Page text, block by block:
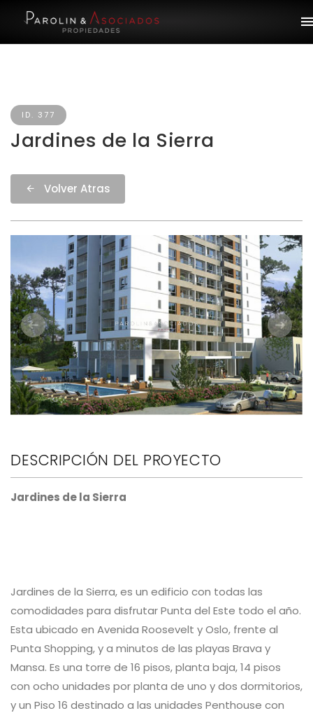
ID. 377
Jardines de la Sierra
Volver Atras
Anterior
DESCRIPCIÓN DEL PROYECTO
Jardines de la Sierra
Jardines de la Sierra, es un edificio con todas las
comodidades para disfrutar Punta del Este todo el año.
Esta ubicado en Avenida Roosevelt y Oslo, frente al
Punta Shopping, y a minutos de las playas Brava y
Mansa. Es una torre de 16 pisos, planta baja, 14 pisos
con ocho unidades por planta de uno y dos dormitorios,
y un Piso 16 destinado a las unidades Penthouse con